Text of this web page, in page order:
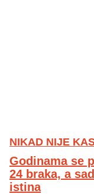
NIKAD NIJE
Godinama se
24 braka, a
istina